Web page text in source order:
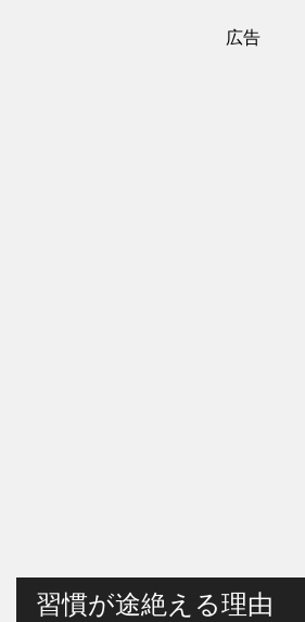
広告
習慣が途絶える理由